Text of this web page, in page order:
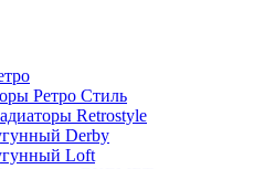
Ретро Стиль
Retrostyle
Derby
Loft